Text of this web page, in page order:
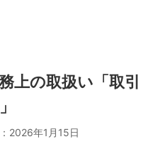
上の取扱い「取引
2026年1月15日